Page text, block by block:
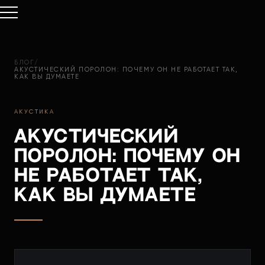
БЛОГ /
АКУСТИЧЕСКИЙ ПОРОЛОН: ПОЧЕМУ ОН НЕ РАБОТАЕТ ТАК,
КАК ВЫ ДУМАЕТЕ
АКУСТИКА
Акустический
поролон: почему он
не работает так,
как вы думаете